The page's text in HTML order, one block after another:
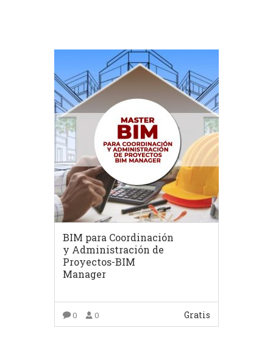
BIM para Coordinación
y Administración de
Proyectos-BIM
Manager
0 0 Gratis